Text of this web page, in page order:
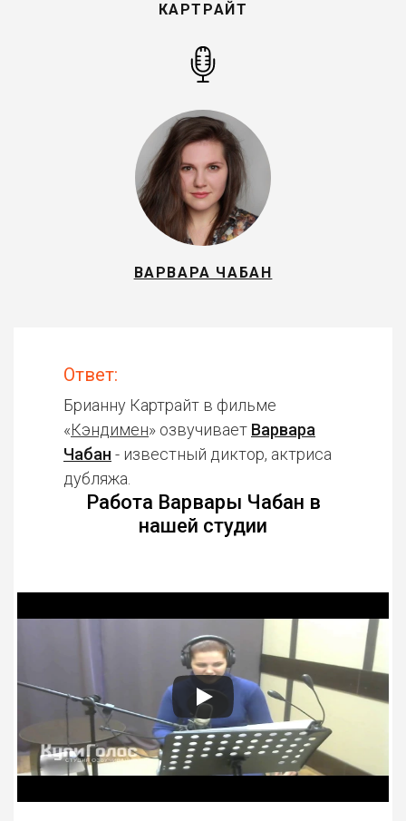
КАРТРАЙТ
ВАРВАРА ЧАБАН
Ответ:
Брианну Картрайт в фильме
«Кэндимен» озвучивает Варвара
Чабан - известный диктор, актриса
дубляжа.
Работа Варвары Чабан в
нашей студии